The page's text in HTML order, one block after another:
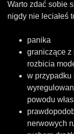
Warto zdać sobie
nigdy nie leciałeś
panika
graniczące
rozbicia
w przypadku
powodu
nerwowych